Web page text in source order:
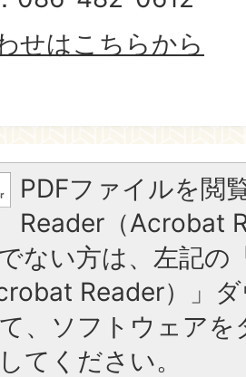
せはこちらから
PDFファイルを閲
Reader（Acrobat
ない方は、左記の
Reader）」
、ソフトウェア
てください。